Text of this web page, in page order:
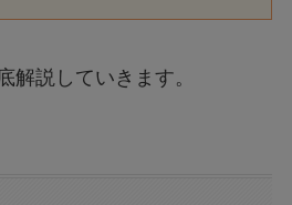
解説していきます。